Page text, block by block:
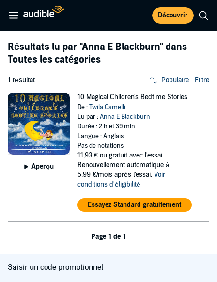
Découvrir
Résultats lu par "Anna E Blackburn" dans
Toutes les catégories
1 résultat Populaire Filtre
Aperçu
10 Magical Children's Bedtime Stories
De :Twila Camelli
Lu par :Anna E Blackburn
Durée : 2 h et 39 min
Langue : Anglais
Pas de notations
11,93 € ou gratuit avec l'essai.
Renouvellement automatique à
5,99 €/mois après l'essai. Voir
conditions d'éligibilité
Essayez Standard gratuitement
Page 1 de 1
Saisir un code promotionnel